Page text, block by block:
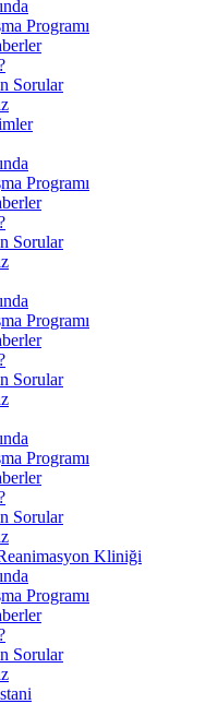
Programı
Sorular
Programı
Sorular
Programı
Sorular
Programı
Sorular
Kliniği
Programı
Sorular